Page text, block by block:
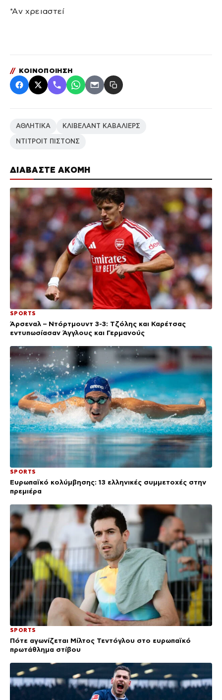
ΔΙΑΒΑΣΤΕ ΑΚΟΜΗ
SPORTS
Άρσεναλ – Ντόρτμουντ 3-3: Τζόλης και Καρέτσας
εντυπωσίασαν Άγγλους και Γερμανούς
SPORTS
Ευρωπαϊκό κολύμβησης: 13 ελληνικές συμμετοχές στην
πρεμιέρα
SPORTS
Πότε αγωνίζεται Μίλτος Τεντόγλου στο ευρωπαϊκό
πρωτάθλημα στίβου
*Aν χρειαστεί
// ΚΟΙΝΟΠΟΙΗΣΗ
ΑΘΛΗΤΙΚΑ ΚΛΙΒΕΛΑΝΤ ΚΑΒΑΛΙΕΡΣ
ΝΤΙΤΡΟΙΤ ΠΙΣΤΟΝΣ